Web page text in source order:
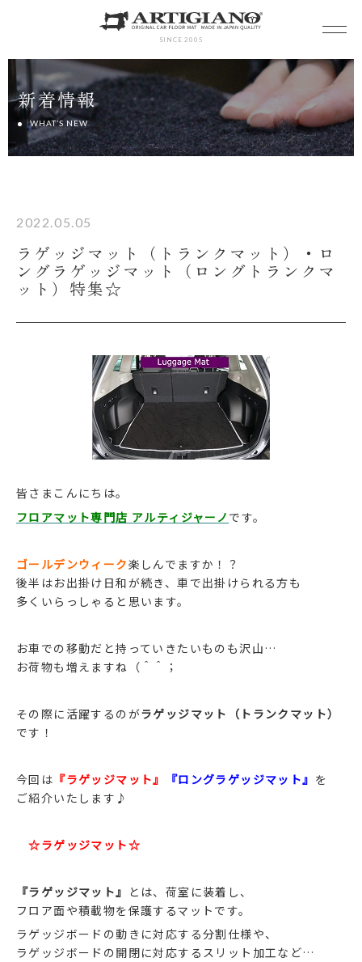
SINCE 2005
新着情報
WHAT’S NEW
2022.05.05
ラゲッジマット（トランクマット）・ロ
ングラゲッジマット（ロングトランクマ
ット）特集☆
皆さまこんにちは。
フロアマット専門店 アルティジャーノ です。
ゴールデンウィーク楽しんでますか！？
後半はお出掛け日和が続き、車で出掛けられる方も
多くいらっしゃると思います。
お車での移動だと持っていきたいものも沢山…
お荷物も増えますね（＾＾；
その際に活躍するのがラゲッジマット（トランクマット）
です！
今回は 『ラゲッジマット』 『ロングラゲッジマット』 を
ご紹介いたします♪
☆ラゲッジマット☆
『ラゲッジマット』 とは、荷室に装着し、
フロア面や積載物を保護するマットです。
ラゲッジボードの動きに対応する分割仕様や、
ラゲッジボードの開閉に対応するスリット加工など…